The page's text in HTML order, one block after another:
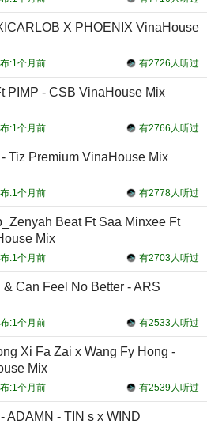
X PHOENIX VinaHouse
有2726人听过
:1个月前
PIMP - CSB VinaHouse Mix
有2766人听过
:1个月前
Tiz Premium VinaHouse Mix
有2778人听过
:1个月前
Beat Ft Saa Minxee Ft
Mix
有2703人听过
:1个月前
Can Feel No Better - ARS
有2533人听过
:1个月前
Xi Fa Zai x Wang Fy Hong -
Mix
有2539人听过
:1个月前
ADAMN - TIN s x WIND